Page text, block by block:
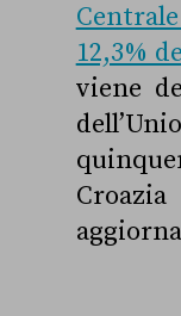
12,3%
viene